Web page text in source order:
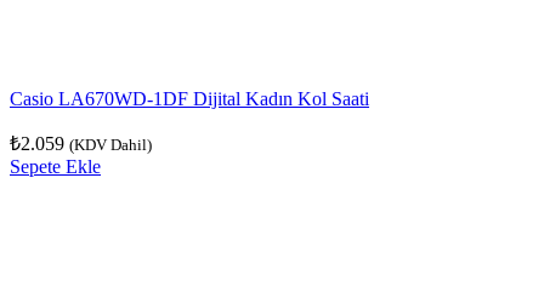
Casio LA670WD-1DF Dijital Kadın Kol Saati
₺2.059 (KDV Dahil)
Sepete Ekle